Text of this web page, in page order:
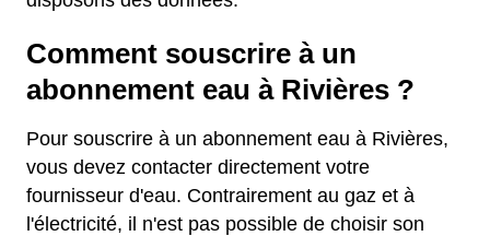
Comment souscrire à un
abonnement eau à Rivières ?
Pour souscrire à un abonnement eau à Rivières,
vous devez contacter directement votre
fournisseur d'eau. Contrairement au gaz et à
l'électricité, il n'est pas possible de choisir son